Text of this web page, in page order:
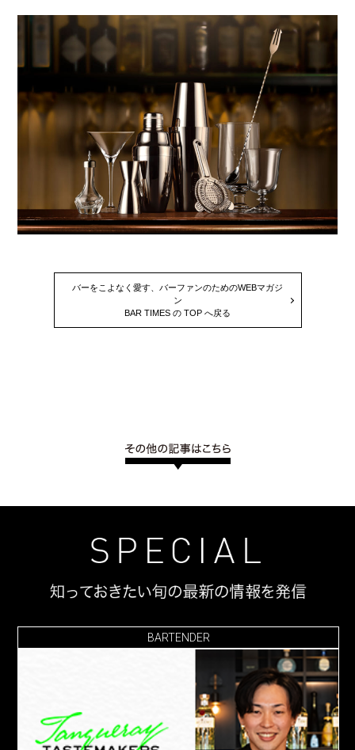
バーをこよなく愛す、バーファンのためのWEBマガジ
ン
BAR TIMES の TOP へ戻る
BARTENDER